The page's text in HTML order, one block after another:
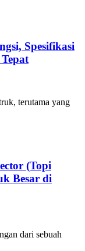
Spesifikasi
terutama yang
(Topi
Besar di
dari sebuah